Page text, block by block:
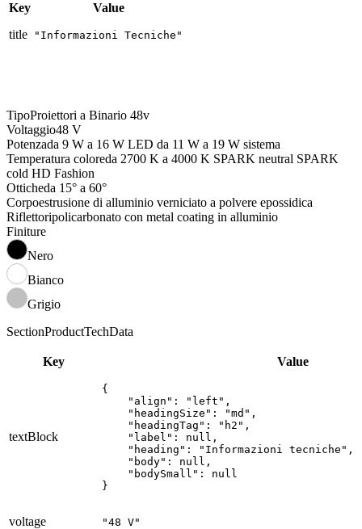
Key
Value
title
"Informazioni Tecniche"
TipoProiettori a Binario 48v
Voltaggio48 V
Potenzada 9 W a 16 W LED da 11 W a 19 W sistema
Temperatura coloreda 2700 K a 4000 K SPARK neutral SPARK
cold HD Fashion
Otticheda 15° a 60°
Corpoestrusione di alluminio verniciato a polvere epossidica
Riflettoripolicarbonato con metal coating in alluminio
Finiture
Nero
Bianco
Grigio
SectionProductTechData
Key Value
textBlock
{
    "align": "left",
    "headingSize": "md",
    "headingTag": "h2",
    "label": null,
    "heading": "Informazioni tecniche",
    "body": null,
    "bodySmall": null
}
voltage "48 V"